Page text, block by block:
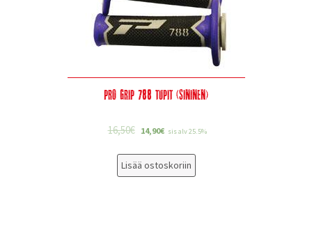
Pro Grip 788 tupit (sininen)
16,50€ 14,90€ sis alv 25.5%
Lisää ostoskoriin